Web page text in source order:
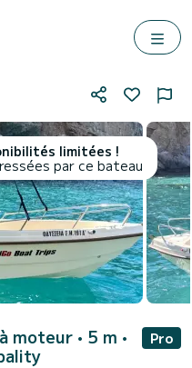
limitées !
par ce bateau
moteur • 5 m •
Pro